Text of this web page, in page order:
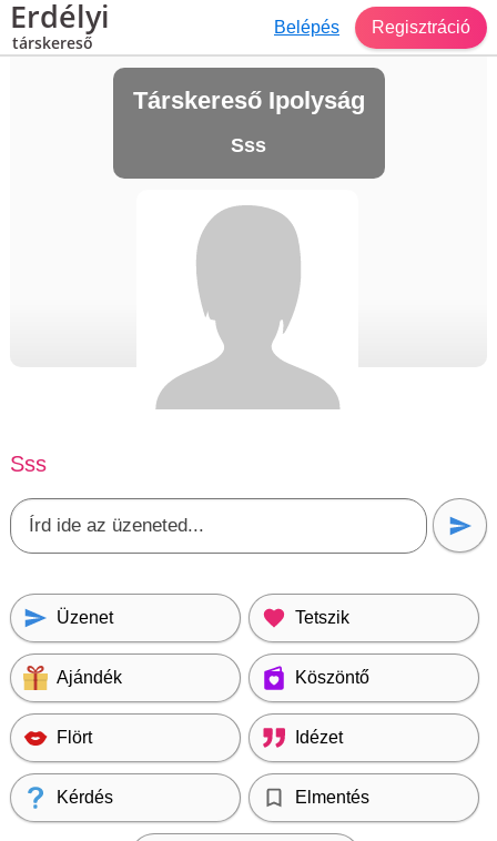
Erdélyi
társkereső
Belépés Regisztráció
Társkereső Ipolyság
Sss
Sss
Üzenet Tetszik
Ajándék Köszöntő
Flört Idézet
Kérdés Elmentés